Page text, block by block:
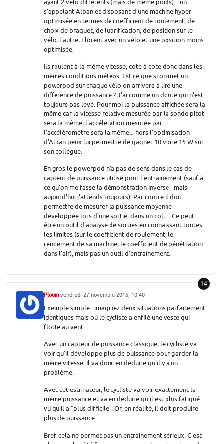
ayant 2 vélo différents (mais de même poids)... un
s'appelant Alban et disposant d'une machine hyper
optimisée en termes de coefficient de roulement, de
choix de braquet, de lubrification, de position sur le
vélo, l'autre, Florent avec un vélo et une position moins
optimisée.
Ils roulent à la même vitesse, cote à cote donc dans les
mêmes conditions météos. Est ce que si on met un
powerpod sur chaque vélo on arrivera à lire une
différence de puissance ? J'ai comme un doute qui n'est
toujours pas levé. Pour moi la puissance affichée sera la
même car la vitesse relative mesurée par la sonde pitot
sera la même, l'accélération mesurée par
l'accéléromètre sera la même... hors l'optimisation
d'Alban peux lui permettre de gagner 10 voire 15 W sur
son collègue.
En gros le powerpod n'a pas de sens dans le cas de
capteur de puissance utilisé pour l'entrainement (sauf à
ce qu'on me fasse la démonstration inverse - mais
aujourd'hui j'attends toujours). Par contre il doit
permettre de mesurer la puissance moyenne
développée lors d'une sortie, dans un col, ... Ce peut
être un outil d'analyse de sorties en connaissant toutes
les limites (sur le coefficient de roulement, le
rendement de sa machine, le coefficient de pénétration
dans l'air), mais pas un outil d'entraînement.
14
Ploumvendredi 27 novembre 2015, 10:40
Exemple simple : imaginez deux situations parfaitement
identiques mais où le cycliste a enfilé une veste qui
flotte au vent.
Avec un capteur de puissance classique, le cycliste va
voir qu'il développe plus de puissance pour garder la
même vitesse. Il va donc en déduire qu'il y a un
problème.
Avec cet estimateur, le cycliste va voir exactement la
même puissance et va en déduire qu'il est plus fatigué
vu qu'il a "plus difficile". Or, en réalité, il doit produire
plus de puissance.
Bref, cela ne permet pas un entrainement sérieux. C'est